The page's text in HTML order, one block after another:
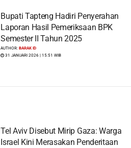
Bupati Tapteng Hadiri Penyerahan
Laporan Hasil Pemeriksaan BPK
Semester II Tahun 2025
AUTHOR:BARAK ID
31 JANUARI 2026 | 15:51 WIB
Tel Aviv Disebut Mirip Gaza: Warga
Israel Kini Merasakan Penderitaan